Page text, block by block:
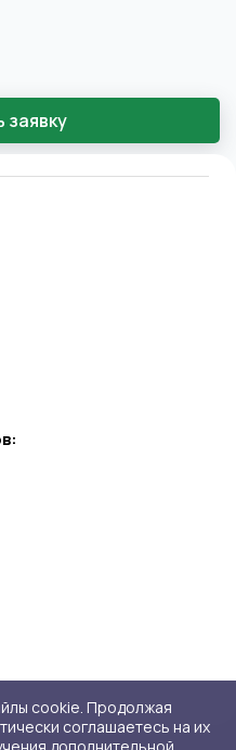
заявку
cookie. Продолжая
соглашаетесь на их